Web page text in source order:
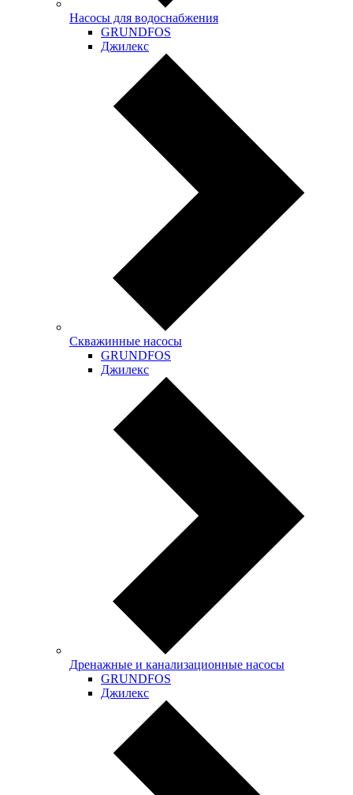
Насосы для водоснабжения
GRUNDFOS
Джилекс
Скважинные насосы
GRUNDFOS
Джилекс
Дренажные и канализационные насосы
GRUNDFOS
Джилекс